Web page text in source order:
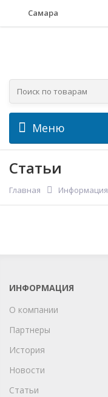
Самара
Меню
Статьи
Главная Информация
ИНФОРМАЦИЯ
О компании
Партнеры
История
Новости
Статьи